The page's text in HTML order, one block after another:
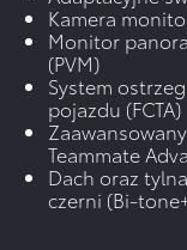
Kamera
Monitor
(PVM)
System
pojazdu (FCTA)
Teammate
Dach oraz
czerni (Bi-